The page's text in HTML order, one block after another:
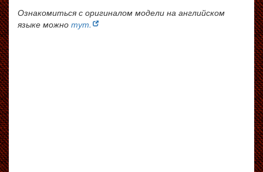
Ознакомиться с оригиналом модели на английском
языке можно тут.